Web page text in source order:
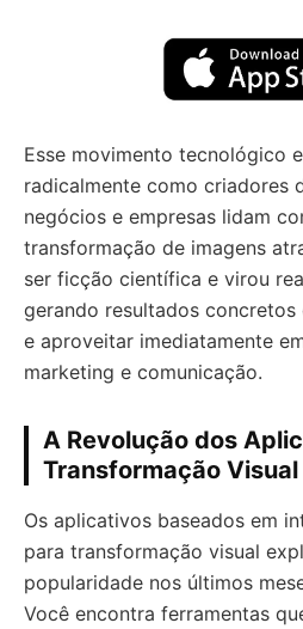
Esse movimento tecnológico
radicalmente como criadores
negócios e empresas lidam
transformação de imagens
ser ficção científica e virou
gerando resultados
e aproveitar imediatamente
marketing e comunicação.
A Revolução dos
Transformação Visual
Os aplicativos baseados em
para transformação visual
popularidade nos últimos
Você encontra ferramentas